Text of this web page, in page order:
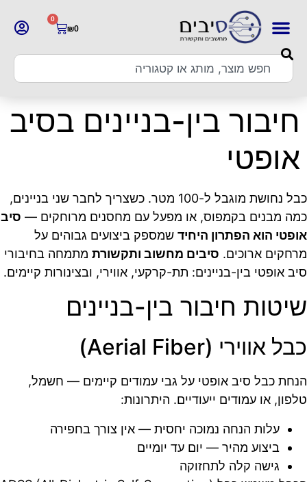
₪0
0
חיבור בין-בניינים בסיב
אופטי
כבל נחושת מוגבל ל-100 מטר. כשצריך לחבר שני בניינים,
כמה מבנים בקמפוס, או מפעל עם מחסנים מרוחקים — סיב
אופטי הוא הפתרון היחיד שמספק ביצועים גבוהים על
מרחקים ארוכים. סיבים מחשוב ותקשורת מתמחה בחיבורי
סיב אופטי בין-בניינים: תת-קרקעי, אווירי, ובצינורות קיימים.
שיטות חיבור בין-בניינים
כבל אווירי (Aerial Fiber)
הנחת כבל סיב אופטי על גבי עמודים קיימים — חשמל,
טלפון, או עמודים ייעודיים. היתרונות:
עלות הנחה נמוכה יחסית — אין צורך בחפירה
ביצוע מהיר — יום עד יומיים
גישה קלה לתחזוקה